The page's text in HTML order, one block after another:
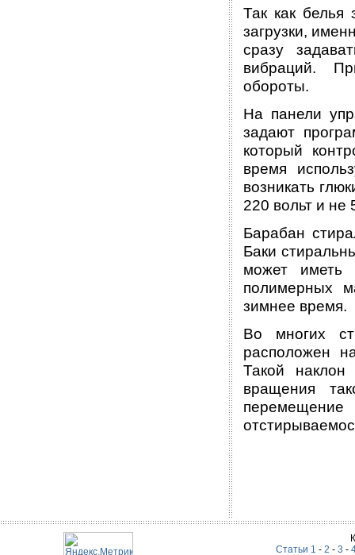
Так как белья
загрузки,
сразу
вибраций.
обороты.
На панели
задают
который
время
возникать
220 вольт и не
Барабан
Баки
может иметь
полимерных
зимнее время.
Во многих
расположен
Такой наклон
вращения
Статьи 1 - 2 - 3 -